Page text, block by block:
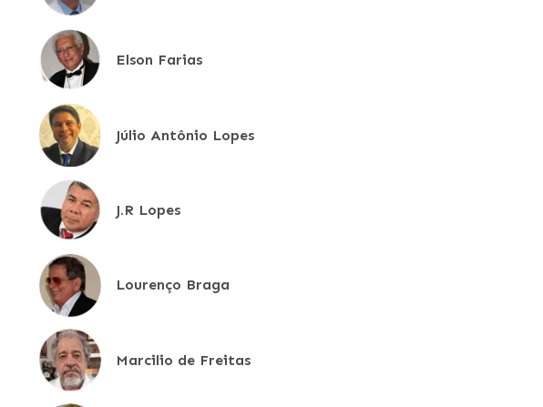
Elson Farias
Júlio Antônio Lopes
J.R Lopes
Lourenço Braga
Marcilio de Freitas